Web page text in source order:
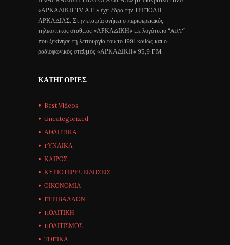
«ΑΡΚΑΔΙΚΗ ΤV Α.Ε.» έχει έδρα την ΤΡΙΠΟΛΗ
ΑΡΚΑΔΙΑΣ. Στην εταιρία ανήκει ο περιφερειακός
τηλεοπτικός σταθμός «ΑΡΚΑΔΙΚΗ» με λογότυπο “ART”
που ξεκίνησε τη λειτουργία του το 1991 καθώς και ο
ραδιοφωνικός σταθμός «ΑΡΚΑΔΙΚΗ» 95,9 FM.
ΚΑΤΗΓΟΡΊΕΣ
Best Videos
Uncategorized
ΑΘΛΗΤΙΚΑ
ΓΥΝΑΙΚΑ
ΚΑΙΡΟΣ
ΚΥΡΙΟΤΕΡΕΣ ΕΙΔΗΣΕΙΣ
ΟΙΚΟΝΟΜΙΑ
ΠΕΡΙΒΑΛΛΟΝ
ΠΟΛΙΤΙΚΗ
ΠΟΛΙΤΙΣΜΟΣ
ΤΟΠΙΚΑ